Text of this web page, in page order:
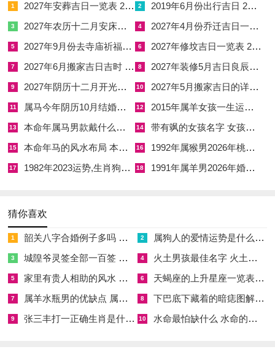
在情感婚恋之路上丙午年对乙卯人来讲是一场情缘的破荡与内
省，男命以财为妻，女命以官为夫，丙午伤官流年女命乙卯人尤
须留意夫妻宫之安宁，伤官气势强盛，直克正官，正官者，丈夫
也。
主此年情绪起伏剧烈。言语刁钻，易因小事与配偶发生激烈冲
突，互不相让，致使感情出现裂痕，离心离德，轻则口角不断，
重则分居离散，此种破太岁之力，并非直接冲克配偶宫，而是通
过消耗命主自身能量，使其性情大变，从而间接损坏情感关系。
故常有乙卯女于丙午年觉得丈夫不思进取。言语乏味，内心充斥
丙午火旺，财星之原神过旺，身弱不胜财，易在感情中迷失，或
家宅六亲方面破太岁主分离，破损。乙卯人需多加关注家中长
辈，尤其是父亲与长子之安康，木主肝胆，筋骨、神经为你，火
1 2027年安葬吉日一览表 2027年12月安葬吉日一览表 2 2019年6月份出行吉日 2027年6月出行吉日一览表
3 2027年农历十二月安床吉日 2027年正月安床吉日吉时查询 4 2027年4月份乔迁吉日一览表 2027年4月乔迁吉日吉时查询
5 2027年9月份去寺庙祈福的日子 2027年5月去寺庙吉日一览表 6 2027年修坟吉日一览表 2027年农历2月修坟吉日一览表
7 2027年6月搬家吉日吉时 2027年农历6月搬家吉日一览表 8 2027年装修5月吉日良辰查询表 2027年农历5月装修吉日一览表
9 2027年阴历十二月开光吉日 2027年12月开光吉日一览表 10 2027年5月搬家吉日的详细解释 2027年5月搬家吉日吉时查询
11 属马今年阴历10月结婚好吗 属马还有几年本命年结婚呢好吗 12 2015年属羊女孩一生运势 2015年属羊女2026年健康运好吗
13 本命年属马男款戴什么财神 本命年属马男士戴什么好一点 14 带有飒的女孩名字 女孩取名字带飒字有什么名字好听
15 本命年马的风水布局 本命年马的佛像怎么摆放 16 1992年属猴男2026年桃花运 1992年属猴男2026年感情运如何
17 1982年2023运势,生肖狗1982年2023运势 18 1991年属羊男2026年婚姻运势 1991年属羊男2026年感情运如何
猜你喜欢
1 韶关八字合婚例子多吗 韶关八字测风水 2 属狗人的爱情运势是什么意思 属狗的人爱情观
3 城隍爷灵签全部一百签 城隍爷灵签解签大全 4 火土男孩最佳名字 火土属性的字男孩名字有哪些
5 家里有贵人相助的风水 家里有贵人是什么意思 6 天蝎座的上升星座一览表 天蝎座的上升星座查询
7 属羊水瓶男的优缺点 属羊水瓶座男生性格爱情观 8 下巴底下藏着的暗痣图解 下巴尖底下有痣代表什么
9 张三丰打一正确生肖是什么意思 张三丰是指什么生肖 10 水命最怕缺什么 水命的人忌什么